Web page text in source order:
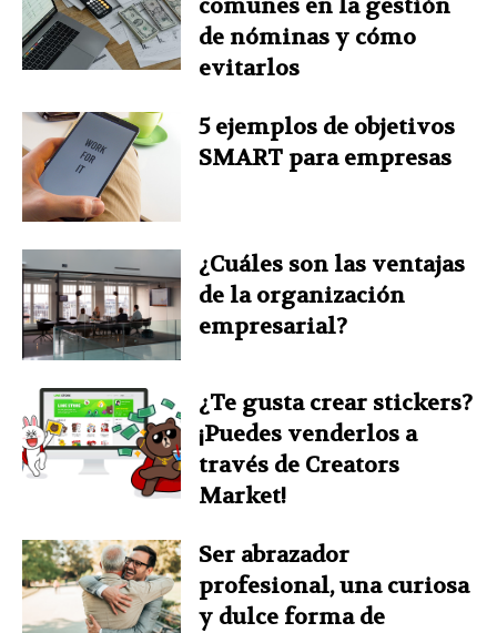
comunes en la gestión
de nóminas y cómo
evitarlos
5 ejemplos de objetivos
SMART para empresas
¿Cuáles son las ventajas
de la organización
empresarial?
¿Te gusta crear stickers?
¡Puedes venderlos a
través de Creators
Market!
Ser abrazador
profesional, una curiosa
y dulce forma de